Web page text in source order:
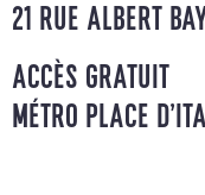
21 RUE ALBERT
ACCÈS GRATUIT
MÉTRO PLACE